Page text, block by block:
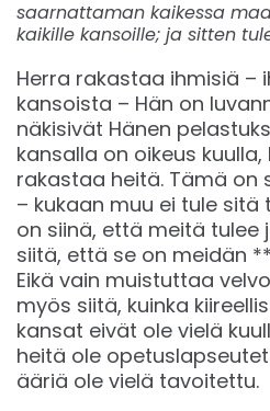
saarnattaman kaikessa
kaikille kansoille; ja sitten
Herra rakastaa ihmisiä –
kansoista – Hän on
näkisivät Hänen
kansalla on oikeus
rakastaa heitä. Tämä on
– kukaan muu ei tule sitä
on siinä, että meitä
siitä, että se on meidän
Eikä vain muistuttaa
myös siitä, kuinka
kansat eivät ole vielä
heitä ole
ääriä ole vielä tavoitettu.